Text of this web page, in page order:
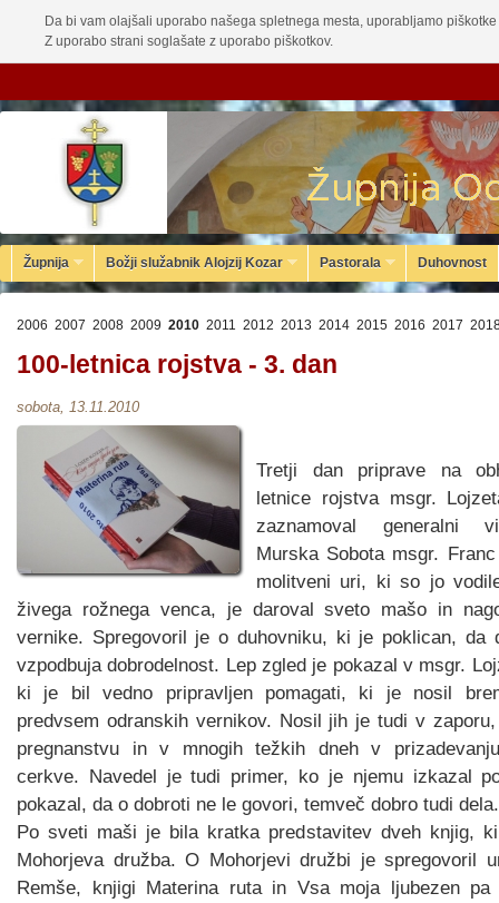
Da bi vam olajšali uporabo našega spletnega mesta, uporabljamo
Z uporabo strani soglašate z uporabo piškotkov.
Župnija Božji služabnik Alojzij Kozar Pastorala Duhovnost
2006 2007 2008 2009 2010 2011 2012 2013 2014 2015 2016 2017
100-letnica rojstva - 3. dan
sobota, 13.11.2010
Tretji dan priprave na
letnice rojstva msgr.
zaznamoval generalni
Murska Sobota msgr.
molitveni uri, ki so jo
živega rožnega venca, je daroval sveto mašo in
vernike. Spregovoril je o duhovniku, ki je poklican, da
vzpodbuja dobrodelnost. Lep zgled je pokazal v msgr.
ki je bil vedno pripravljen pomagati, ki je nosil
predvsem odranskih vernikov. Nosil jih je tudi v
pregnanstvu in v mnogih težkih dneh v
cerkve. Navedel je tudi primer, ko je njemu izkazal
pokazal, da o dobroti ne le govori, temveč dobro tudi dela.
Po sveti maši je bila kratka predstavitev dveh knjig,
Mohorjeva družba. O Mohorjevi družbi je spregovoril
Remše, knjigi Materina ruta in Vsa moja ljubezen pa